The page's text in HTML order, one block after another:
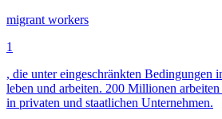
migrant workers
1
, die unter eingeschränkten Bedingungen
leben und arbeiten. 200 Millionen
in privaten und staatlichen Unternehmen.